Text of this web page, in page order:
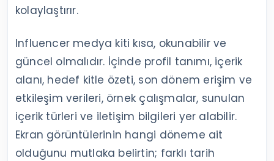
kolaylaştırır.
Influencer medya kiti kısa, okunabilir ve
güncel olmalıdır. İçinde profil tanımı, içerik
alanı, hedef kitle özeti, son dönem erişim ve
etkileşim verileri, örnek çalışmalar, sunulan
içerik türleri ve iletişim bilgileri yer alabilir.
Ekran görüntülerinin hangi döneme ait
olduğunu mutlaka belirtin; farklı tarih